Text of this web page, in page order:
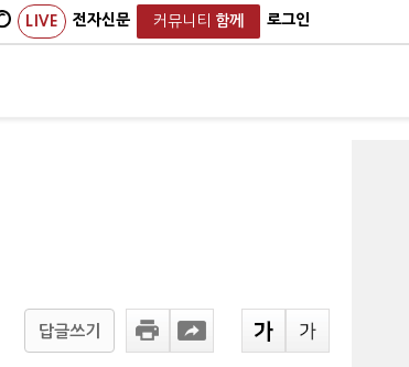
LIVE 전자신문 커뮤니티 함께 로그인
답글쓰기